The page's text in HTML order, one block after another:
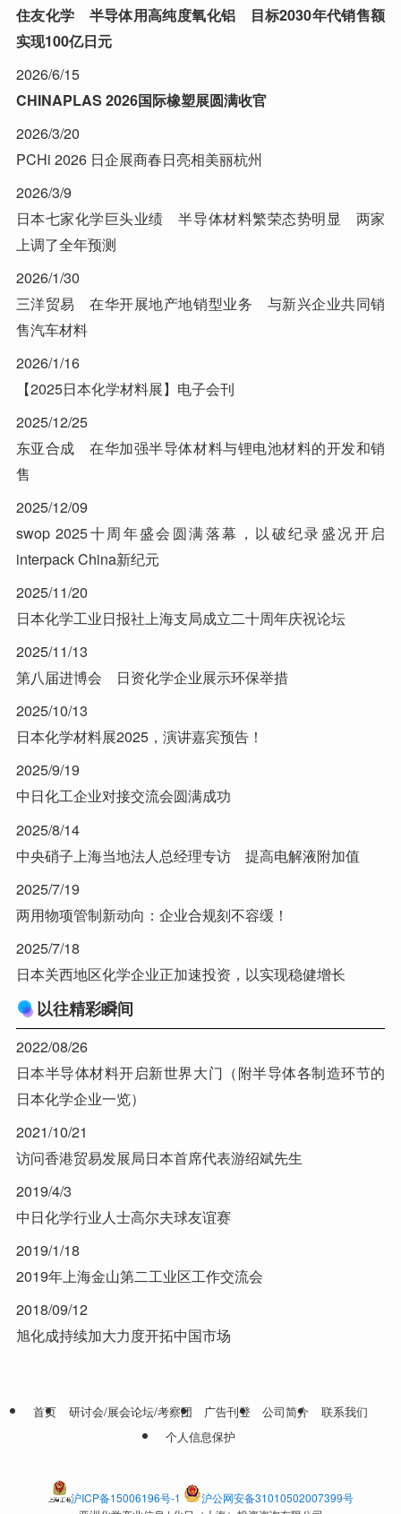
住友化学 半导体用高纯度氧化铝 目标2030年代销售额
实现100亿日元
2026/6/15
CHINAPLAS 2026国际橡塑展圆满收官
2026/3/20
PCHi 2026 日企展商春日亮相美丽杭州
2026/3/9
日本七家化学巨头业绩 半导体材料繁荣态势明显 两家
上调了全年预测
2026/1/30
三洋贸易 在华开展地产地销型业务 与新兴企业共同销
售汽车材料
2026/1/16
【2025日本化学材料展】电子会刊
2025/12/25
东亚合成 在华加强半导体材料与锂电池材料的开发和销
售
2025/12/09
swop 2025十周年盛会圆满落幕，以破纪录盛况开启
interpack China新纪元
2025/11/20
日本化学工业日报社上海支局成立二十周年庆祝论坛
2025/11/13
第八届进博会 日资化学企业展示环保举措
2025/10/13
日本化学材料展2025，演讲嘉宾预告！
2025/9/19
中日化工企业对接交流会圆满成功
2025/8/14
中央硝子上海当地法人总经理专访 提高电解液附加值
2025/7/19
两用物项管制新动向：企业合规刻不容缓！
2025/7/18
日本关西地区化学企业正加速投资，以实现稳健增长
以往精彩瞬间
2022/08/26
日本半导体材料开启新世界大门（附半导体各制造环节的
日本化学企业一览）
2021/10/21
访问香港贸易发展局日本首席代表游绍斌先生
2019/4/3
中日化学行业人士高尔夫球友谊赛
2019/1/18
2019年上海金山第二工业区工作交流会
2018/09/12
旭化成持续加大力度开拓中国市场
首页 研讨会/展会论坛/考察团 广告刊登 公司简介
联系我们
个人信息保护
沪ICP备15006196号-1
沪公网安备31010502007399号